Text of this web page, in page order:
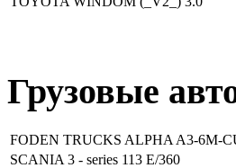
Грузовые
FODEN TRUCKS ALPHA A3-6M-
SCANIA 3 - series 113 E/360